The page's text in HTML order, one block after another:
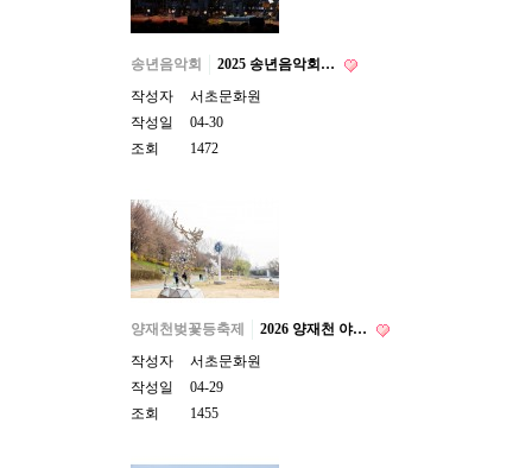
송년음악회
2025 송년음악회…
작성자
서초문화원
작성일
04-30
조회
1472
양재천벚꽃등축제
2026 양재천 야…
작성자
서초문화원
작성일
04-29
조회
1455